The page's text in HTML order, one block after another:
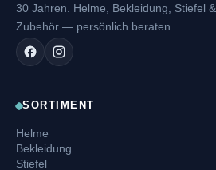
30 Jahren. Helme, Bekleidung, Stiefel &
Zubehör — persönlich beraten.
SORTIMENT
Helme
Bekleidung
Stiefel